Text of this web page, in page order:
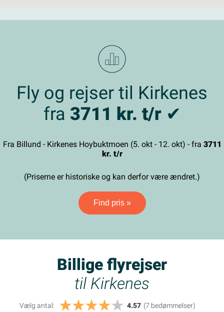
Fly og rejser til Kirkenes
fra 3711 kr. t/r✔
Fra Billund - Kirkenes Hoybuktmoen (5. okt - 12. okt) - fra 3711
kr. t/r
(Priserne er historiske og kan derfor være ændret.)
Find pris »
Billige flyrejser
til Kirkenes
Vælg antal: 4.57 (7 bedømmelser)